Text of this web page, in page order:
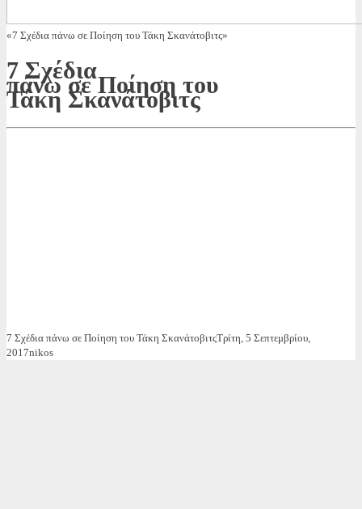
«7 Σχέδια πάνω σε Ποίηση του Τάκη Σκανάτοβιτς»
7 Σχέδια
πάνω σε Ποίηση του
Τάκη Σκανάτοβιτς
7 Σχέδια πάνω σε Ποίηση του Τάκη ΣκανάτοβιτςΤρίτη, 5 Σεπτεμβρίου,
2017nikos